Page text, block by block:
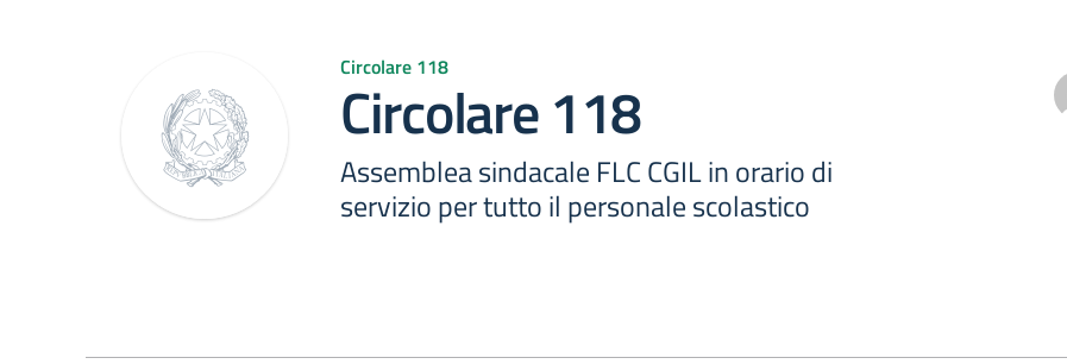
Circolare 118
Circolare 118
Assemblea sindacale FLC CGIL in orario di
servizio per tutto il personale scolastico